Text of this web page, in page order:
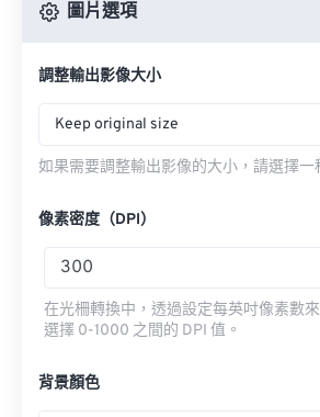
圖片選項
調整輸出影像大小
Keep original size
如果需要調整輸出影像的大小，請選擇一
像素密度（DPI）
在光柵轉換中，透過設定每英吋像素數
選擇 0-1000 之間的 DPI 值。
背景顏色